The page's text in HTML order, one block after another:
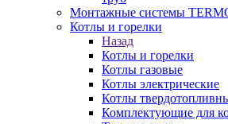
Монтажные системы
Котлы и горелки
Назад
Котлы и горелки
Котлы газовые
Котлы электрические
Котлы
Комплектующие для